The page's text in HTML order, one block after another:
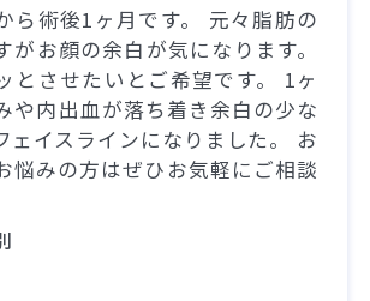
ら術後1ヶ月です。 元々脂肪の
がお顔の余白が気になります。
とさせたいとご希望です。 1ヶ
や内出血が落ち着き余白の少な
ェイスラインになりました。 お
悩みの方はぜひお気軽にご相談